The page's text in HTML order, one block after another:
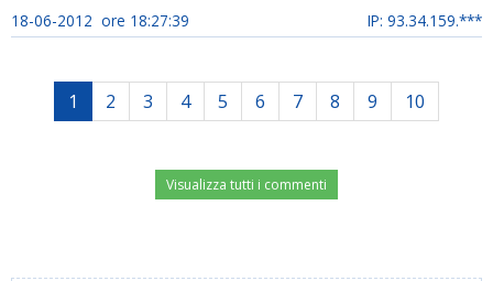
18-06-2012 ore 18:27:39 IP: 93.34.159.***
1 2 3 4 5 6 7 8 9 10
Visualizza tutti i commenti